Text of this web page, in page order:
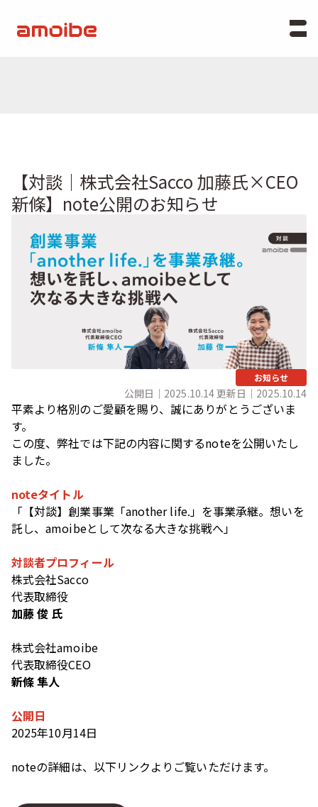
【対談｜株式会社Sacco 加藤氏×CEO
新條】note公開のお知らせ
お知らせ
公開日｜2025.10.14 更新日｜2025.10.14
平素より格別のご愛顧を賜り、誠にありがとうございま
す。
この度、弊社では下記の内容に関するnoteを公開いたし
ました。
noteタイトル
「【対談】創業事業「another life.」を事業承継。想いを
託し、amoibeとして次なる大きな挑戦へ」
対談者プロフィール
株式会社Sacco
代表取締役
加藤 俊 氏
株式会社amoibe
代表取締役CEO
新條 隼人
公開日
2025年10月14日
noteの詳細は、以下リンクよりご覧いただけます。